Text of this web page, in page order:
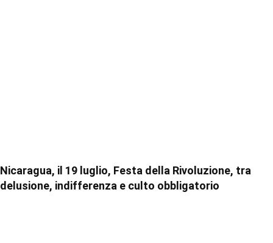
Nicaragua, il 19 luglio, Festa della Rivoluzione, tra
delusione, indifferenza e culto obbligatorio